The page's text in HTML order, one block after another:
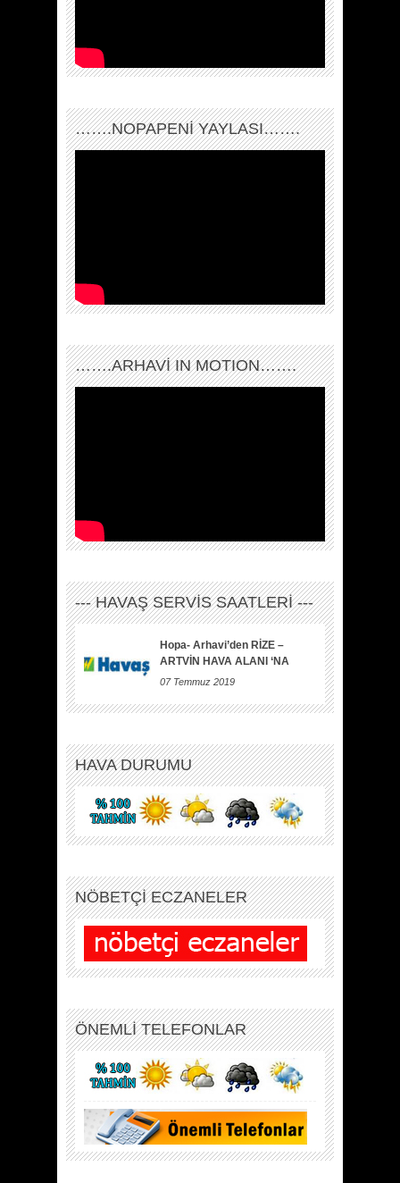
…….NOPAPENİ YAYLASI…….
…….ARHAVI IN MOTION…….
--- HAVAŞ SERVİS SAATLERİ ---
Hopa- Arhavi’den RİZE –
ARTVİN HAVA ALANI ‘NA
07 Temmuz 2019
HAVA DURUMU
NÖBETÇİ ECZANELER
ÖNEMLİ TELEFONLAR